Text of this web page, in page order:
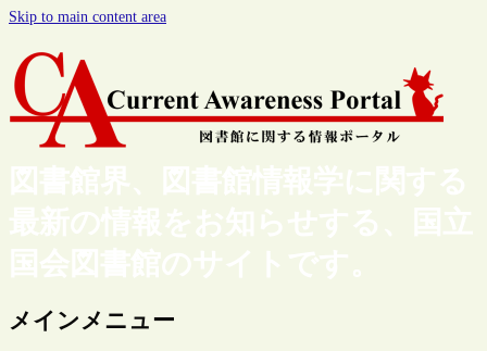
Skip to main content area
図書館界、図書館情報学に関する
最新の情報をお知らせする、国立
国会図書館のサイトです。
メインメニュー